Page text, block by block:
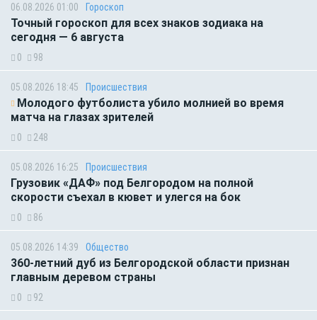
06.08.2026 01:00 Гороскоп
Точный гороскоп для всех знаков зодиака на
сегодня — 6 августа
0 98
05.08.2026 18:45 Происшествия
Молодого футболиста убило молнией во время
матча на глазах зрителей
0 248
05.08.2026 16:25 Происшествия
Грузовик «ДАФ» под Белгородом на полной
скорости съехал в кювет и улегся на бок
0 86
05.08.2026 14:39 Общество
360-летний дуб из Белгородской области признан
главным деревом страны
0 92